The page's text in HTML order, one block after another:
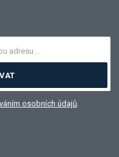
osobních údajů